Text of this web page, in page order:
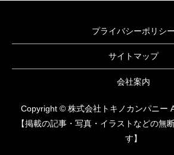
プライバシーポリシー
サイトマップ
会社案内
Copyright © 株式会社トキノカンパニー
【掲載の記事・写真・イラストなどの無
す】